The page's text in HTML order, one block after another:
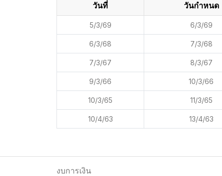
วันที่ วันกำหนด
5/3/69 6/3/69
6/3/68 7/3/68
7/3/67 8/3/67
9/3/66 10/3/66
10/3/65 11/3/65
10/4/63 13/4/63
งบการเงิน